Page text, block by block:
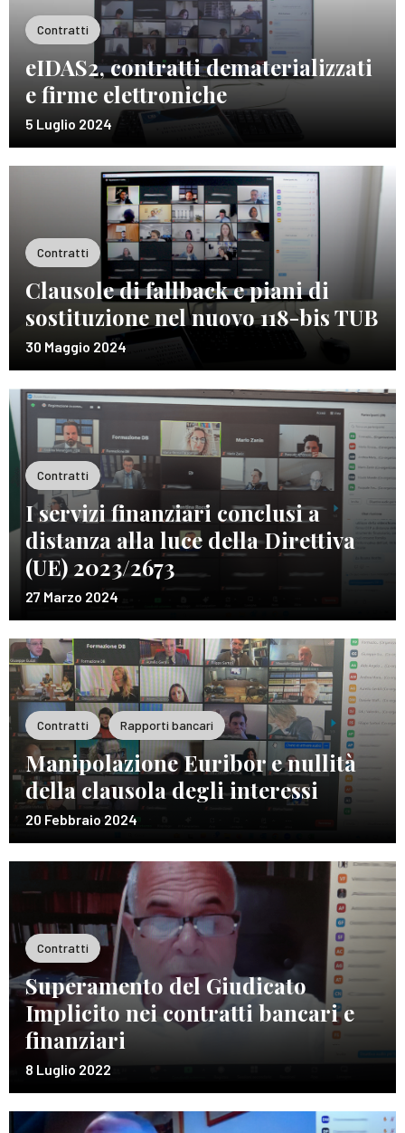
Contratti
eIDAS2, contratti dematerializzati
e firme elettroniche
5 Luglio 2024
Contratti
Clausole di fallback e piani di
sostituzione nel nuovo 118-bis TUB
30 Maggio 2024
Contratti
I servizi finanziari conclusi a
distanza alla luce della Direttiva
(UE) 2023/2673
27 Marzo 2024
Contratti Rapporti bancari
Manipolazione Euribor e nullità
della clausola degli interessi
20 Febbraio 2024
Contratti
Superamento del Giudicato
Implicito nei contratti bancari e
finanziari
8 Luglio 2022